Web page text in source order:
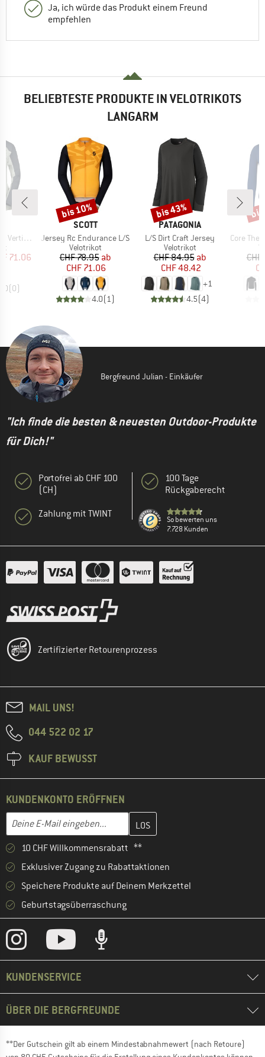
Ja, ich würde das Produkt einem Freund
empfehlen
BELIEBTESTE PRODUKTE IN VELOTRIKOTS
LANGARM
Pro L/S
Preis
71.06
(0)
MARKE
SCOTT
Artikel
Jersey Rc Endurance L/S
Produktgruppe
Velotrikot
Preis
CHF 78.95reduzierter Preis
ab
CHF 71.06
4.0( 1)
Rabatt
bis 10%
MARKE
PATAGONIA
Artikel
L/S Dirt Craft Jersey
Produktgruppe
Velotrikot
Preis
CHF 84.95reduzierter Preis
ab
CHF 48.42
+1
4.5(4)
Rabatt
bis 43%
Artikel
Core Thermal
Bergfreund Julian - Einkäufer
"Ich finde die besten & neuesten Outdoor-Produkte
für Dich!"
Portofrei ab CHF 100
(CH)
Zahlung mit TWINT
100 Tage
Rückgaberecht
So bewerten uns
7.728 Kunden
Zertifizierter Retourenprozess
MAIL UNS!
044 522 02 17
KAUF BEWUSST
KUNDENKONTO ERÖFFNEN
E-Mail-Adresse
Gib hier deine E-Mail-Adresse ein und erstelle im nächsten
10 CHF Willkommensrabatt **
Exklusiver Zugang zu Rabattaktionen
Speichere Produkte auf Deinem Merkzettel
Geburtstagsüberraschung
KUNDENSERVICE
ÜBER DIE BERGFREUNDE
**Der Gutschein gilt ab einem Mindestabnahmewert (nach Retoure)